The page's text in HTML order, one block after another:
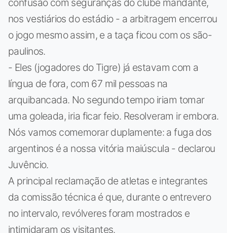
nos vestiários do estádio - a arbitragem encerrou
o jogo mesmo assim, e a taça ficou com os são-
paulinos.
- Eles (jogadores do Tigre) já estavam com a
língua de fora, com 67 mil pessoas na
arquibancada. No segundo tempo iriam tomar
uma goleada, iria ficar feio. Resolveram ir embora.
Nós vamos comemorar duplamente: a fuga dos
argentinos é a nossa vitória maiúscula - declarou
Juvêncio.
A principal reclamação de atletas e integrantes
da comissão técnica é que, durante o entrevero
no intervalo, revólveres foram mostrados e
intimidaram os visitantes.